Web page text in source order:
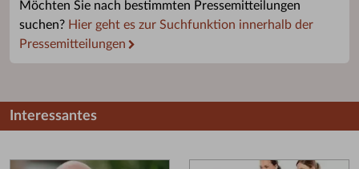
Möchten Sie nach bestimmten Pressemitteilungen
suchen? Hier geht es zur Suchfunktion innerhalb der
Pressemitteilungen
Interessantes